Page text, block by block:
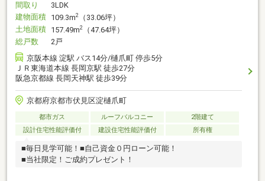
間取り
3LDK
建物面積 109.3m2
（33.06坪）
土地面積 157.49m2
（47.64坪）
総戸数
2戸
京阪本線 淀駅 バス14分/樋爪町 停歩5分
ＪＲ東海道本線 長岡京駅 徒歩27分
阪急京都線 長岡天神駅 徒歩39分
京都府京都市伏見区淀樋爪町
都市ガス ルーフバルコニー
2階建て
設計住宅性能評価付
建設住宅性能評価付 所有権
■毎日見学可能！■自己資金０円ローン可能！
■当社限定！ご成約プレゼント！